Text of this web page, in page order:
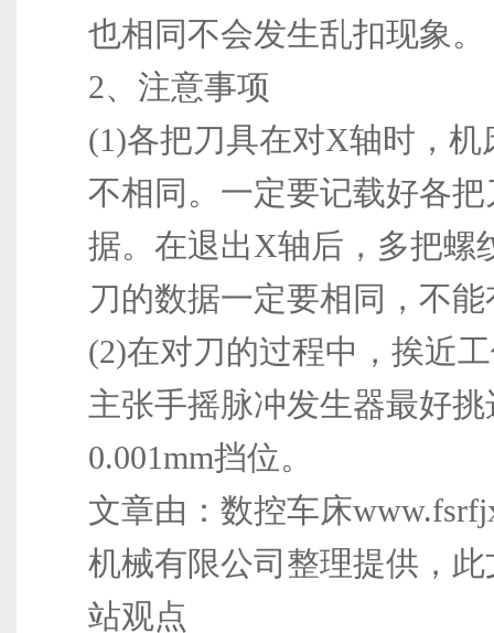
也相同不会发生乱扣现象。
2、注意事项
(1)各把刀具在对X轴时，
不相同。一定要记载好各
据。在退出X轴后，多把螺
刀的数据一定要相同，不
(2)在对刀的过程中，挨近
主张手摇脉冲发生器最好
0.001mm挡位。
文章由：数控车床
机械有限公司整理提供，
站观点